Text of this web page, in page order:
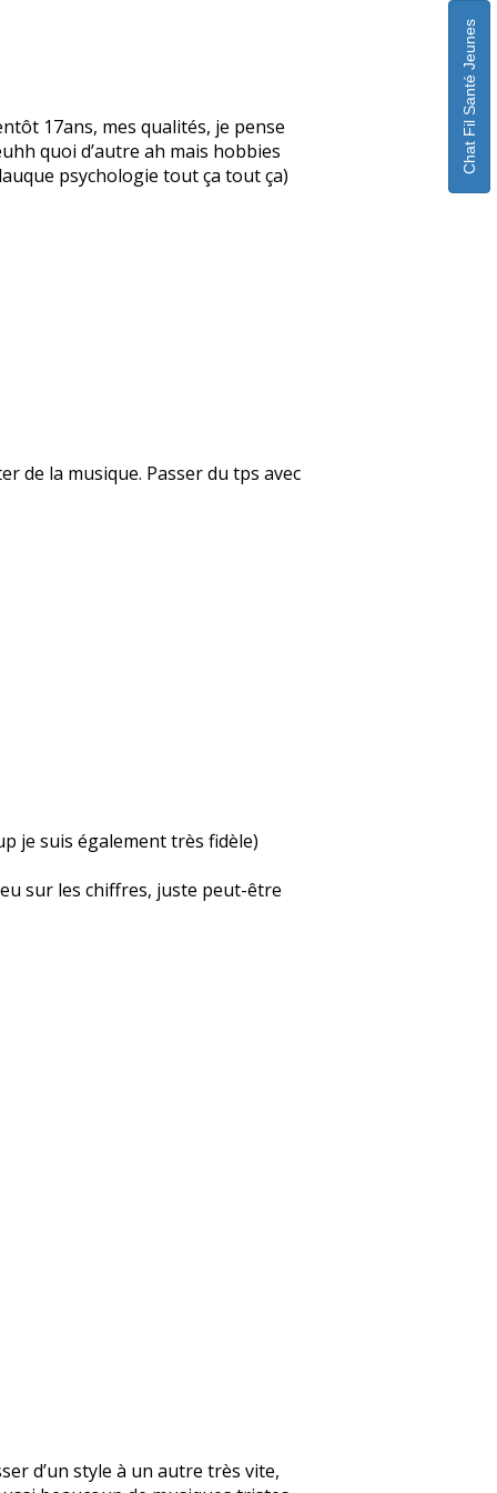
17ans, mes qualités, je pense
quoi d’autre ah mais hobbies
psychologie tout ça tout ça)
de la musique. Passer du tps avec
je suis également très fidèle)
sur les chiffres, juste peut-être
d’un style à un autre très vite,
Chat Fil Santé Jeunes